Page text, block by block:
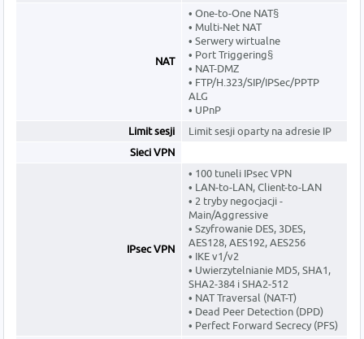
NAT
• One-to-One NAT§
• Multi-Net NAT
• Serwery wirtualne
• Port Triggering§
• NAT-DMZ
• FTP/H.323/SIP/IPSec/PPTP
ALG
• UPnP
Limit sesji
Limit sesji oparty na adresie IP
Sieci VPN
IPsec VPN
• 100 tuneli IPsec VPN
• LAN-to-LAN, Client-to-LAN
• 2 tryby negocjacji -
Main/Aggressive
• Szyfrowanie DES, 3DES,
AES128, AES192, AES256
• IKE v1/v2
• Uwierzytelnianie MD5, SHA1,
SHA2-384 i SHA2-512
• NAT Traversal (NAT-T)
• Dead Peer Detection (DPD)
• Perfect Forward Secrecy (PFS)